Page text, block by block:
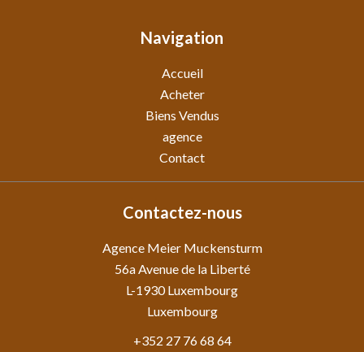
Navigation
Accueil
Acheter
Biens Vendus
agence
Contact
Contactez-nous
Agence Meier Muckensturm
56a Avenue de la Liberté
L-1930Luxembourg
Luxembourg
+352 27 76 68 64